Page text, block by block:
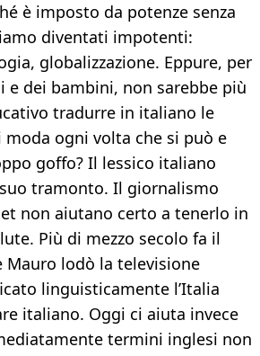
è imposto da potenze senza
diventati impotenti:
globalizzazione. Eppure, per
e dei bambini, non sarebbe più
tradurre in italiano le
ogni volta che si può e
goffo? Il lessico italiano
tramonto. Il giornalismo
non aiutano certo a tenerlo in
Più di mezzo secolo fa il
Mauro lodò la televisione
linguisticamente l’Italia
italiano. Oggi ci aiuta invece
termini inglesi non